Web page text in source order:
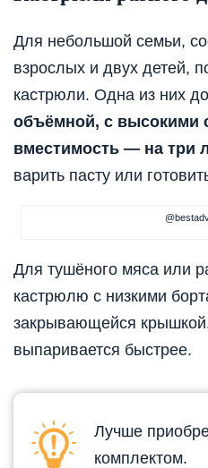
Для небольшой семьи,
взрослых и двух детей,
кастрюли. Одна из них
объёмной, с высокими
вместимость — на три
варить пасту или
Для тушёного мяса или
кастрюлю с низкими
закрывающейся
выпаривается быстрее.
Лучше
комплектом.